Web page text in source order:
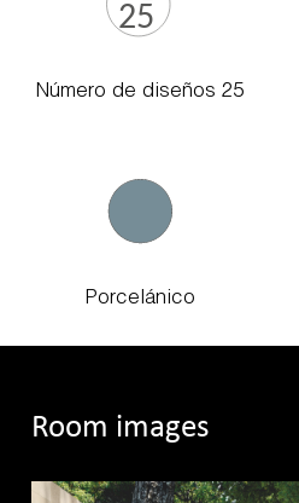
Número de diseños 25
Porcelánico
Room images